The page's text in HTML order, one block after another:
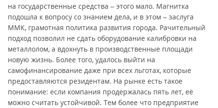
на государственные средства – этого мало. Магнитка
подошла к вопросу со знанием дела, и в этом – заслуга
ММК, грамотная политика развития города. Рачительный
подход позволил не сдать оборудование калибровки на
металлолом, а вдохнуть в производственные площади
новую жизнь. Более того, удалось выйти на
самофинансирование даже при всех льготах, которые
предоставляются резидентам. На рынке есть такое
понимание: если компания продержалась пять лет, её
можно считать устойчивой. Тем более что предприятие